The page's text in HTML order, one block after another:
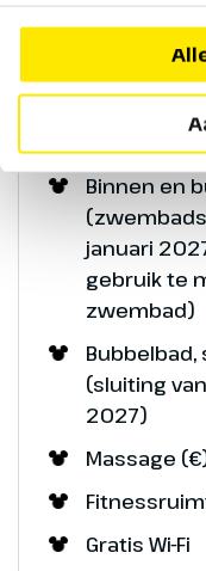
Redwood
open haard
Winkel
Binnen en
januari
gebruik te
zwembad)
(sluiting
2027)
Massage
Gratis Wi-Fi